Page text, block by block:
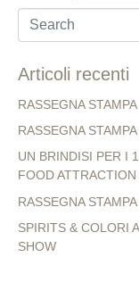
Articoli recenti
RASSEGNA
RASSEGNA
UN BRINDISI PER I
FOOD
RASSEGNA
SPIRITS & COLORI
SHOW